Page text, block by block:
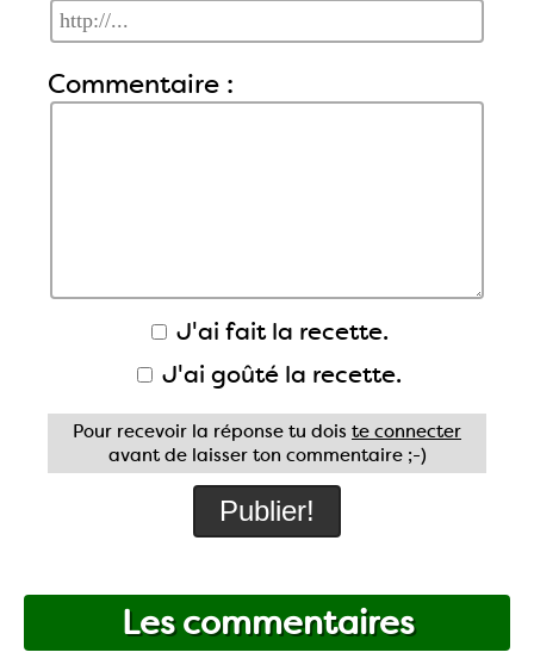
Commentaire :
J'ai fait la recette.
J'ai goûté la recette.
Pour recevoir la réponse tu dois te connecter
avant de laisser ton commentaire ;-)
Les commentaires